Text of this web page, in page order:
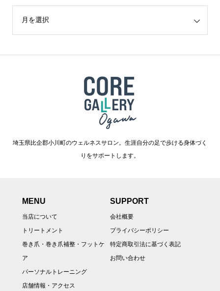
埼玉県比企郡小川町のウェルネスサロン。生涯自分の足で歩ける身体づく
りをサポートします。
MENU
当店について
トリートメント
巻き爪・巻き爪補整・フットケ
ア
パーソナルトレーニング
店舗情報・アクセス
SUPPORT
会社概要
プライバシーポリシー
特定商取引法に基づく表記
お問い合わせ